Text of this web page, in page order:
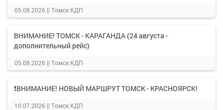
05.08.2026 || Томск КДП
ВНИМАНИЕ! ТОМСК - КАРАГАНДА (24 августа -
дополнительный рейс)
05.08.2026 || Томск КДП
❗ВНИМАНИЕ! НОВЫЙ МАРШРУТ ТОМСК - КРАСНОЯРСК!
10.07.2026 || Томск КДП